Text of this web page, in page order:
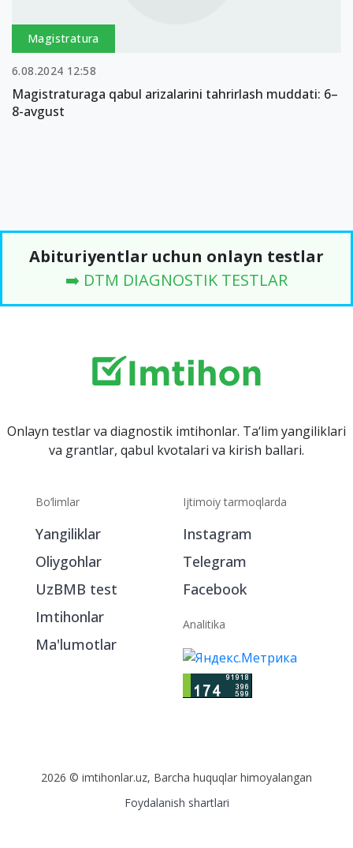
Magistratura
6.08.2024 12:58
Magistraturaga qabul arizalarini tahrirlash muddati: 6–
8-avgust
Abituriyentlar uchun onlayn testlar
➡️ DTM DIAGNOSTIK TESTLAR
Onlayn testlar va diagnostik imtihonlar. Ta‘lim yangiliklari
va grantlar, qabul kvotalari va kirish ballari.
Bo‘limlar
Yangiliklar
Oliygohlar
UzBMB test
Imtihonlar
Ma'lumotlar
Ijtimoiy tarmoqlarda
Instagram
Telegram
Facebook
Analitika
2026 © imtihonlar.uz, Barcha huquqlar himoyalangan
Foydalanish shartlari